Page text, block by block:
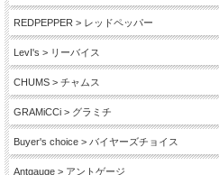
REDPEPPER > レッドペッパー
LevI's > リーバイス
CHUMS > チャムス
GRAMiCCi > グラミチ
Buyer's choice > バイヤーズチョイス
Antgauge > アントゲージ